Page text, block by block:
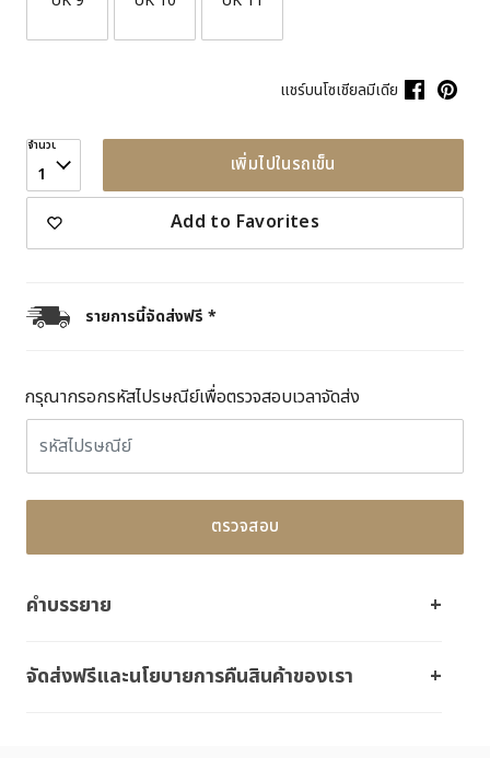
แชร์บนโซเชียลมีเดีย
จำนวน
1 เพิ่มไปในรถเข็น
Add to Favorites
รายการนี้จัดส่งฟรี *
กรุณากรอกรหัสไปรษณีย์เพื่อตรวจสอบเวลาจัดส่ง
ตรวจสอบ
คำบรรยาย
จัดส่งฟรีและนโยบายการคืนสินค้าของเรา